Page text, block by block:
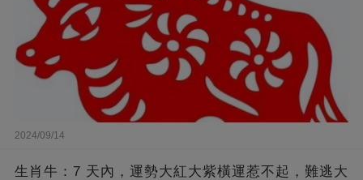
2024/09/14
生肖牛：7 天內，運勢大紅大紫橫運惹不起，難逃大